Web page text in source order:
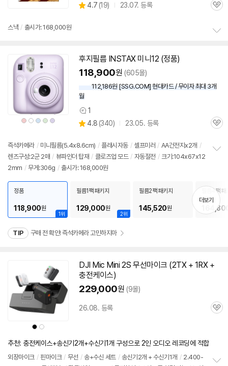
별
4.7 (상
19) 23.07. 등록
관
스낵 / 출시가: 168,000원
상
품
상
품
상
품
상
품
상
품
후지필름 INSTAX 미니12 (정품)
118,900원 (605몰)
112,186원 [SSG.COM] 현대카드 / 무이자 최대 3개
월
상
품
견
1
별
4.8 (상
리
뷰
340) 23.05. 등록
관
즉석카메라 / 미니필름(5.4x8.6cm) / 플래시자동 / 셀프미러 / AA건전지x2개 /
렌즈구성:2군 2매 / 뷰파인더 탑재 / 클로즈업 모드 / 자동절전 / 크기:104x67x12
2mm / 무게:306g / 출시가: 168,000원
치
기
1위
정품
118,900원
2위
필름1팩 패키지
129,000원
필름2팩 패키지
145,520원
필름4팩 패
더보기
TIP 구매 전 확인! 즉석카메라 고민하지마
상
품
상
상
품
상
DJI Mic Mini 2S 무선마이크 (2TX + 1RX +
충전케이스)
229,000원 (9몰)
26.08. 등록
관
추천: 충전케이스+송신기2개+수신기1개 구성으로 2인 오디오 레코딩에 적합
외장마이크 / 핀마이크 / 무선 / 송+수신 세트 / 송신기2개 + 수신기1개 / 2.400-